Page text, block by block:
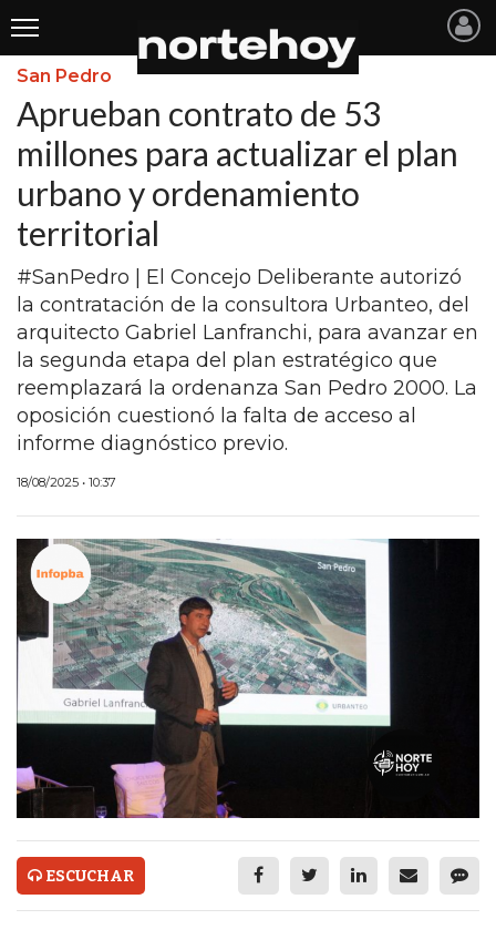
Últimas
Noticias
INICIO
NOTICIAS RECIENTES
SAN NICOLAS
RAMALLO
SAN PEDRO
PROVINCIA
PAIS
ULTIMAS NOTICIAS
TEMAS DESTACADOS
TECNOLOGÍA
SERVICIOS
HORÓSCOPO
CHANGUITO.COM.AR Y
San Pedro
Aprueban contrato de 53
millones para actualizar el plan
urbano y ordenamiento
territorial
#SanPedro | El Concejo Deliberante autorizó
la contratación de la consultora Urbanteo, del
arquitecto Gabriel Lanfranchi, para avanzar en
la segunda etapa del plan estratégico que
reemplazará la ordenanza San Pedro 2000. La
oposición cuestionó la falta de acceso al
informe diagnóstico previo.
18/08/2025 • 10:37
ESCUCHAR